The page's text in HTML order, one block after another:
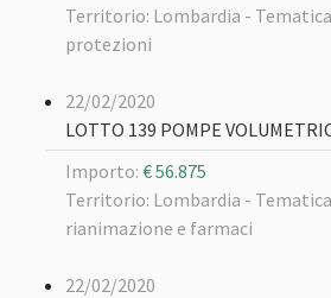
Territorio: Lombardia -
protezioni
22/02/2020
LOTTO 139 POMPE
Importo: € 56.875
Territorio: Lombardia -
rianimazione e farmaci
22/02/2020